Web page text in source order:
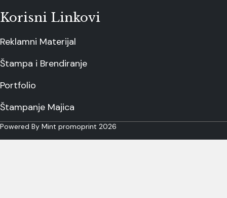
Korisni Linkovi
Reklamni Materijal
Štampa i Brendiranje
Portfolio
Štampanje Majica
Powered By Mint promoprint 2026